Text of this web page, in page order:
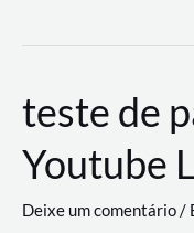
revoluciona
de
trabalho
com
a
teste de
Youtube
Deixe um comentário/